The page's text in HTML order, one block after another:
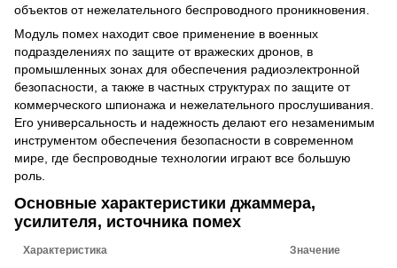
объектов от нежелательного беспроводного проникновения.
Модуль помех находит свое применение в военных
подразделениях по защите от вражеских дронов, в
промышленных зонах для обеспечения радиоэлектронной
безопасности, а также в частных структурах по защите от
коммерческого шпионажа и нежелательного прослушивания.
Его универсальность и надежность делают его незаменимым
инструментом обеспечения безопасности в современном
мире, где беспроводные технологии играют все большую
роль.
Основные характеристики джаммера,
усилителя, источника помех
Характеристика Значение